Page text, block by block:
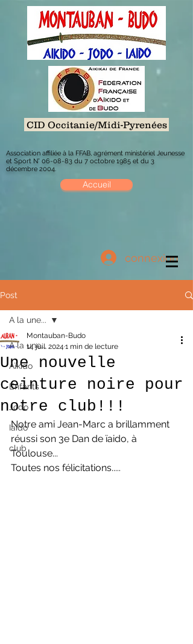
CID Occitanie/Midi-Pyrenées
Association affiliée à la FFAB, agrément ministériel Jeunesse
et Sport N° 06-08-83 du 7 octobre 1985 et du 3
décembre 2004.
Accueil
connexion
Post
A la une...
Aïkido
Enfants
Jodo
Iaïdo
club
A la une...
Une nouvelle
ceinture noire pour
notre club!!!
Montauban-Budo
14 juil. 2024 1 min de lecture
Notre ami Jean-Marc a brillamment
réussi son 3e Dan de ïaido, à
Toulouse...
Toutes nos félicitations.....